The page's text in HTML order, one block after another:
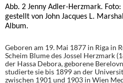
Abb. 2 Jenny Adler-Herzmark.
gestellt von John Jacques L.
Album.
Geboren am 19. Mai 1877 in Riga in
Scheim Blume des Jossel Herzmark
der Hassa Debora, geborene
studierte sie bis 1899 an der
zwischen 1901 und 1903 in Wien